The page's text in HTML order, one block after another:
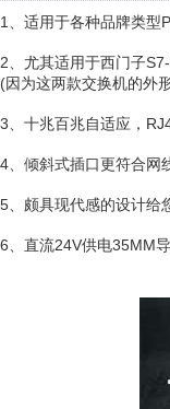
1、适用于各种品牌类型
2、尤其适用于西门子
(因为这两款交换机的外
3、十兆百兆自适应，
4、倾斜式插口更符合网
5、颇具现代感的设计给
6、直流24V供电35MM